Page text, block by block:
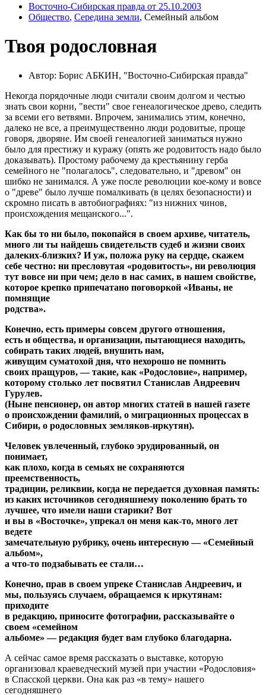
Восточно-Сибирская правда от 25.10.2003
Общество, Середина земли, Семейный альбом
Твоя родословная
Автор: Борис АБКИН, "Восточно-Сибирская правда"
Некогда порядочные люди считали своим долгом и честью
знать свои корни, "вести" свое генеалогическое древо, следить
за всеми его ветвями. Впрочем, занимались этим, конечно,
далеко не все, а преимущественно люди родовитые, проще
говоря, дворяне. Им своей генеалогией заниматься нужно
было для престижу и куражу (опять же родовитость надо было
доказывать). Простому рабочему да крестьянину герба
семейного не "полагалось", следовательно, и "древом" он
шибко не занимался. А уже после революции кое-кому и вовсе
о "древе" было лучше помалкивать (в целях безопасности) и
скромно писать в автобиографиях: "из нижних чинов,
происхождения мещанского...".
Как бы то ни было, покопайся в своем архиве, читатель,
много ли ты найдешь свидетельств судеб и жизни своих
далеких-близких? И уж, положа руку на сердце, скажем
себе честно: ни пресловутая «родовитость», ни революция
тут вовсе ни при чем; дело в нас самих, в нашем свойстве,
которое крепко припечатано поговоркой «Иваны, не
помнящие
родства».
Конечно, есть примеры совсем другого отношения,
есть и общества, и организации, пытающиеся находить,
собирать таких людей, внушить нам,
живущим суматохой дня, что нехорошо не помнить
своих пращуров, — такие, как «Родословие», например,
которому столько лет посвятил Станислав Андреевич
Гурулев.
(Ныне пенсионер, он автор многих статей в нашей газете
о происхождении фамилий, о миграционных процессах в
Сибири, о родословных земляков-иркутян).
Человек увлеченный, глубоко эрудированный, он
понимает,
как плохо, когда в семьях не сохраняются
преемственность,
традиции, реликвии, когда не передается духовная память:
из каких источников сегодняшнему поколению брать то
лучшее, что имели наши старики? Вот
и вы в «Восточке», упрекал он меня как-то, много лет
ведете
замечательную рубрику, очень интересную — «Семейный
альбом»,
а что-то подзабывать ее стали…
Конечно, прав в своем упреке Станислав Андреевич, и
мы, пользуясь случаем, обращаемся к иркутянам:
приходите
в редакцию, приносите фотографии, рассказывайте о
своем «семейном
альбоме» — редакция будет вам глубоко благодарна.
А сейчас самое время рассказать о выставке, которую
организовал краеведческий музей при участии «Родословия»
в Спасской церкви. Она как раз «в тему» нашего
сегодняшнего